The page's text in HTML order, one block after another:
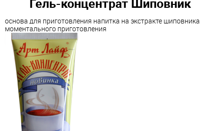
основа для приготовления напитка на экстракте шиповника
моментального приготовления